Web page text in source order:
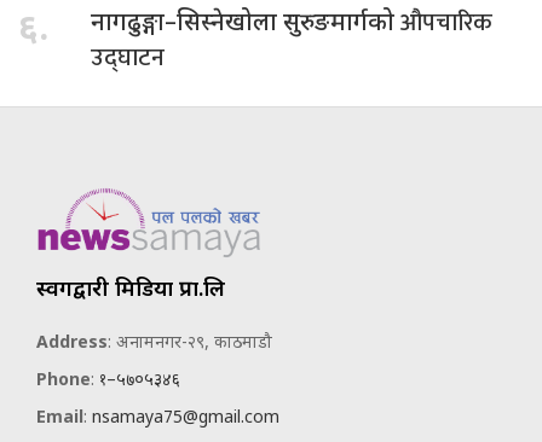
६. नागढुङ्गा–सिस्नेखोला सुरुङमार्गकोऔपचारिक
उद्घाटन
स्वर्गद्वारी मिडिया प्रा.लि
Address: अनामनगर-२९, काठमाडौ
Phone: १–५७०५३४६
Email: nsamaya75@gmail.com